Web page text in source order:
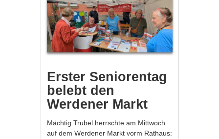
Erster Seniorentag
belebt den
Werdener Markt
Mächtig Trubel herrschte am Mittwoch
auf dem Werdener Markt vorm Rathaus: